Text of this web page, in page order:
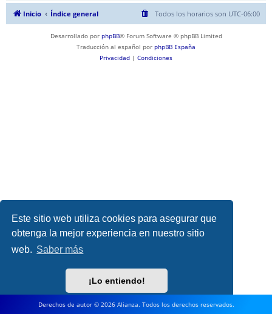
Este sitio web utiliza cookies para asegurar que
obtenga la mejor experiencia en nuestro sitio
web. Saber más
¡Lo entiendo!
Inicio Índice general Todos los horarios son UTC-06:00
Desarrollado por phpBB® Forum Software © phpBB Limited
Traducción al español por phpBB España
Privacidad | Condiciones
Derechos de autor © 2026 Alianza. Todos los derechos reservados.